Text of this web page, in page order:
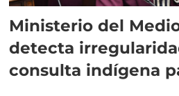
Ministerio del
detecta
consulta indígena